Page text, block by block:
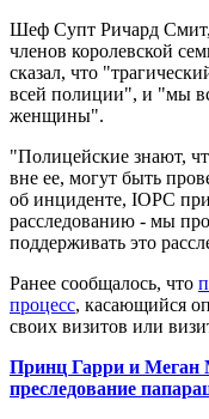
Шеф Супт Ричард Смит,
членов королевской
сказал, что
всей полиции", и "мы
женщины".
"Полицейские знают,
вне ее, могут быть
об инциденте, IOPC
расследованию - мы
поддерживать это
Ранее сообщалось, что
процесс, касающийся
своих визитов или
Принц Гарри и Меган
преследование